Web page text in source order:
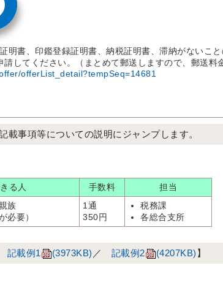
明書、印鑑登録証明書、納税証明書、滞納がないこ
してください。（まとめて郵送しますので、郵送料
offerList_detail?tempSeq=14681
事項等についての説明にジャンプします。
る人 手数料
担当
族
必要）
1通
350円
税務課
各総合支所
記載例1 (3973KB) ／ 記載例2 (4207KB) 】